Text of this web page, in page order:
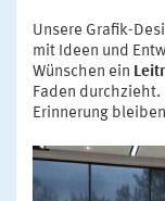
Unsere Grafik-
mit Ideen und
Wünschen ein
Faden durchzieht.
Erinnerung